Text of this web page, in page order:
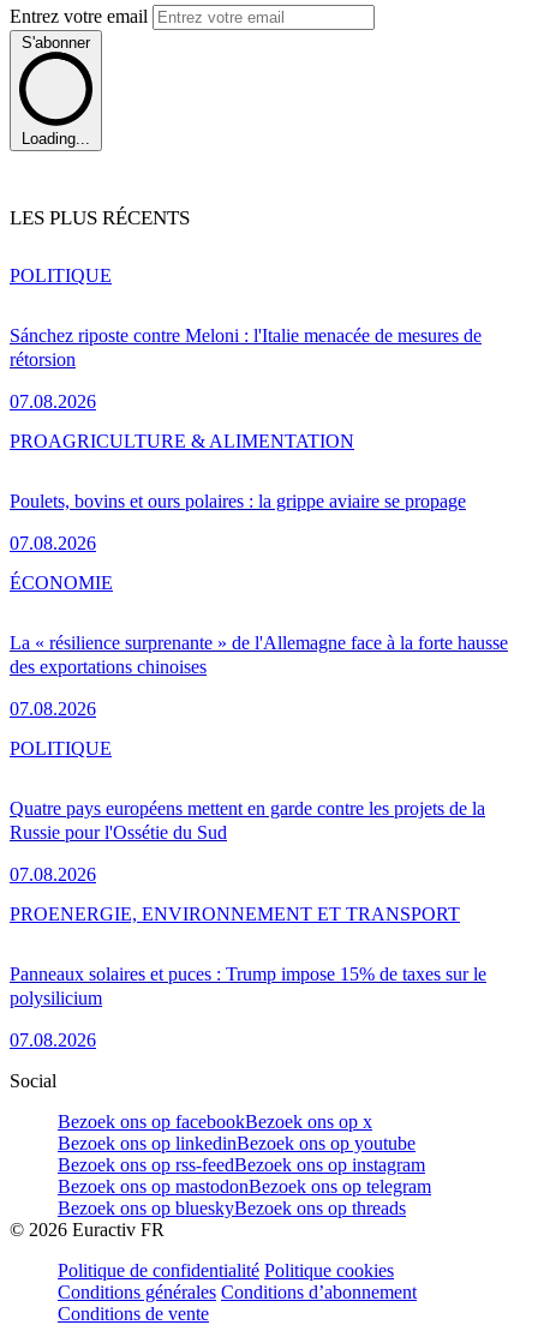
Entrez votre email
S'abonner
Loading...
LES PLUS RÉCENTS
Sánchez riposte contre Meloni : l'Italie menacée de mesures de
rétorsion
07.08.2026
POLITIQUE
Poulets, bovins et ours polaires : la grippe aviaire se propage
07.08.2026
PROAGRICULTURE & ALIMENTATION
La « résilience surprenante » de l'Allemagne face à la forte hausse
des exportations chinoises
07.08.2026
ÉCONOMIE
Quatre pays européens mettent en garde contre les projets de la
Russie pour l'Ossétie du Sud
07.08.2026
POLITIQUE
Panneaux solaires et puces : Trump impose 15% de taxes sur le
polysilicium
07.08.2026
PROENERGIE, ENVIRONNEMENT ET TRANSPORT
Social
Bezoek ons op facebookBezoek ons op x
Bezoek ons op linkedinBezoek ons op youtube
Bezoek ons op rss-feedBezoek ons op instagram
Bezoek ons op mastodonBezoek ons op telegram
Bezoek ons op blueskyBezoek ons op threads
© 2026 Euractiv FR
Politique de confidentialité Politique cookies
Conditions générales Conditions d’abonnement
Conditions de vente